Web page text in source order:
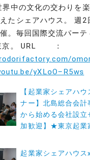
界中の文化の交わりを
たシェアハウス。 週2
。毎回国際交流パーテ
京。 URL ：
yXLoO–R5ws
【起業家シェアハ
ナー】北島総合会計
から始める会社設立
加歓迎】★東京起
起業家シェアハウ